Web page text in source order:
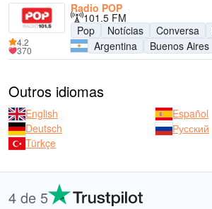
Radio POP
101.5 FM
Pop
Notícias Conversa
Argentina
Buenos Aires
4.2
370
Outros idiomas
English
Español
Deutsch
Русский
Türkçe
4 de 5